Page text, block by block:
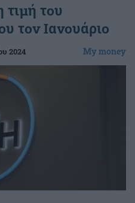
του
τον Ιανουάριο
2024 My money